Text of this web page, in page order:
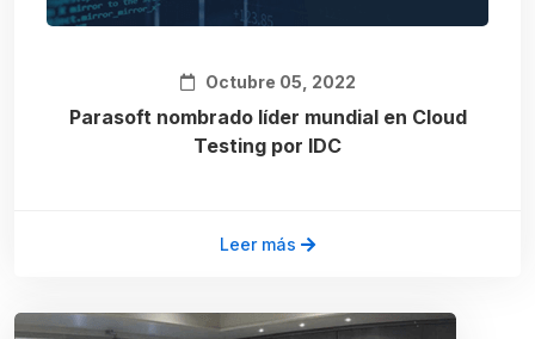
Octubre 05, 2022
Parasoft nombrado líder mundial en Cloud
Testing por IDC
Leer más